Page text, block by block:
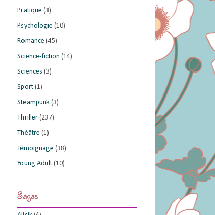
Pratique (3)
Psychologie (10)
Romance (45)
Science-fiction (14)
Sciences (3)
Sport (1)
Steampunk (3)
Thriller (237)
Théâtre (1)
Témoignage (38)
Young Adult (10)
Sagas